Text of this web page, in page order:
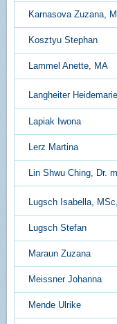
Karnasova Zuzana,
Kosztyu Stephan
Lammel Anette, MA
Langheiter
Lapiak Iwona
Lerz Martina
Lin Shwu Ching, Dr.
Lugsch Isabella,
Lugsch Stefan
Maraun Zuzana
Meissner Johanna
Mende Ulrike